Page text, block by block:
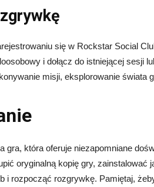
się w Rockstar Social
i dołącz do istniejącej sesji
misji, eksplorowanie świata
gra, która oferuje niezapomniane
oryginalną kopię gry, zainstalować
i rozpocząć rozgrywkę. Pamiętaj,